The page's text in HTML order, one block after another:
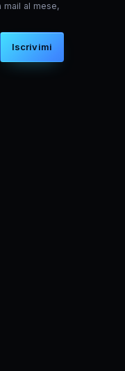
al mese,
Iscrivimi